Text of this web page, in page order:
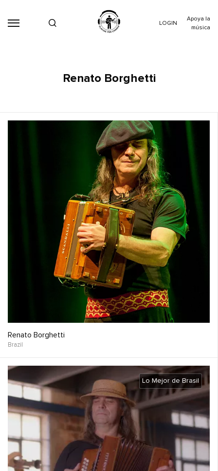
LOGIN
Apoya la
música
Renato Borghetti
Renato Borghetti
Brazil
Lo Mejor de Brasil